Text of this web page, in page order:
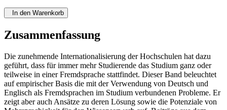
In den Warenkorb
Zusammenfassung
Die zunehmende Internationalisierung der Hochschulen hat dazu
geführt, dass für immer mehr Studierende das Studium ganz oder
teilweise in einer Fremdsprache stattfindet. Dieser Band beleuchtet
auf empirischer Basis die mit der Verwendung von Deutsch und
Englisch als Fremdsprachen im Studium verbundenen Probleme. Er
zeigt aber auch Ansätze zu deren Lösung sowie die Potenziale von